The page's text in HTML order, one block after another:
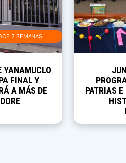
2 SEMANAS
YANAMUCLO
FINAL Y
A MÁS DE
PATRIAS